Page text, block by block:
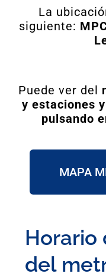
La
siguiente:
Puede ver del
y estaciones
pulsando
MAPA
Horario
del